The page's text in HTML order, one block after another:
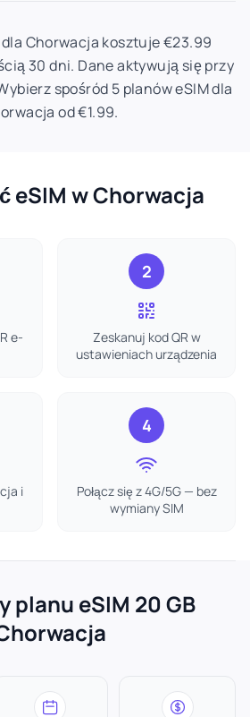
dla Chorwacja kosztuje €23.99
30 dni. Dane aktywują się przy
spośród 5 planów eSIM dla
od €1.99.
eSIM w Chorwacja
e-
2
Zeskanuj kod QR w
ustawieniach urządzenia
i
4
Połącz się z 4G/5G — bez
wymiany SIM
planu eSIM 20 GB